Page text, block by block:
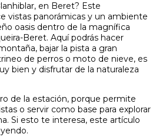
en Beret? Este
vistas panorámicas y un ambiente
oasis dentro de la magnífica
Beret. Aquí podrás hacer
bajar la pista a gran
de perros o moto de nieve, es
bien y disfrutar de la naturaleza
de la estación, porque permite
o servir como base para explorar
Si esto te interesa, este artículo